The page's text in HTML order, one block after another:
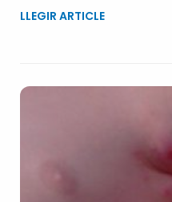
LLEGIR ARTICLE